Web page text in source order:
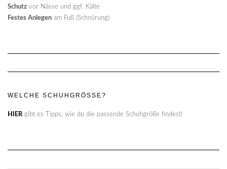
Schutz vor Nässe und ggf. Kälte
Festes Anlegen am Fuß (Schnürung)
WELCHE SCHUHGRÖSSE?
HIERgibt es Tipps, wie du die passende Schuhgröße findest!